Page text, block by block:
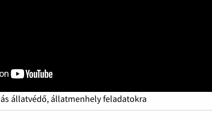
állatvédő, állatmenhely feladatokra